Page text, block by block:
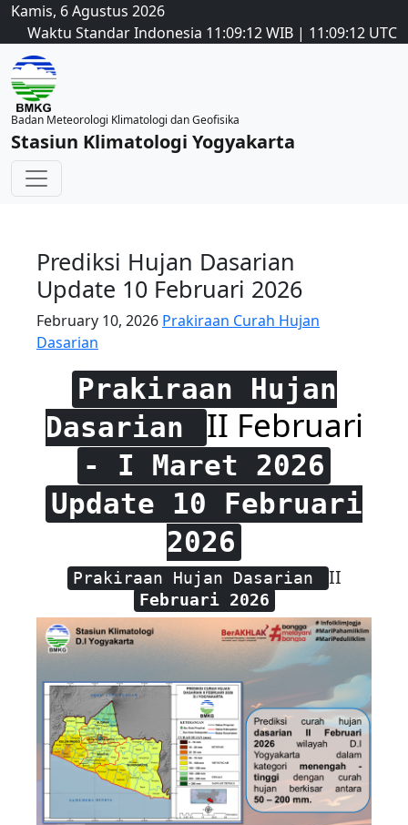
Kamis, 6 Agustus 2026
Waktu Standar Indonesia 11:09:12WIB | 11:09:12 UTC
Badan Meteorologi Klimatologi dan Geofisika
Stasiun Klimatologi Yogyakarta
Prediksi Hujan Dasarian
Update 10 Februari 2026
February 10, 2026 Prakiraan Curah Hujan
Dasarian
Prakiraan Hujan
Dasarian
II Februari
- I Maret 2026
Update 10 Februari
2026
Prakiraan Hujan Dasarian II
Februari 2026